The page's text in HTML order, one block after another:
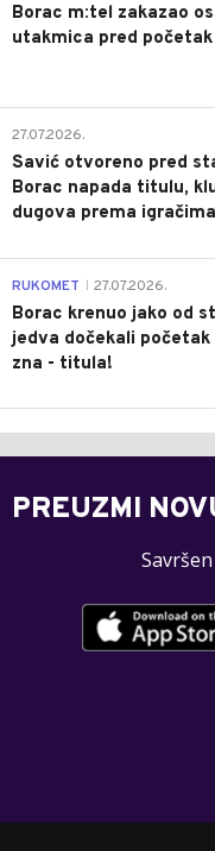
Borac m:tel zakazao
utakmica pred
27.07.2026.
Savić otvoreno pred
Borac napada titulu,
dugova prema
RUKOMET 27.07.2026.
Borac krenuo jako od
jedva dočekali početak
zna - titula!
PREUZMI